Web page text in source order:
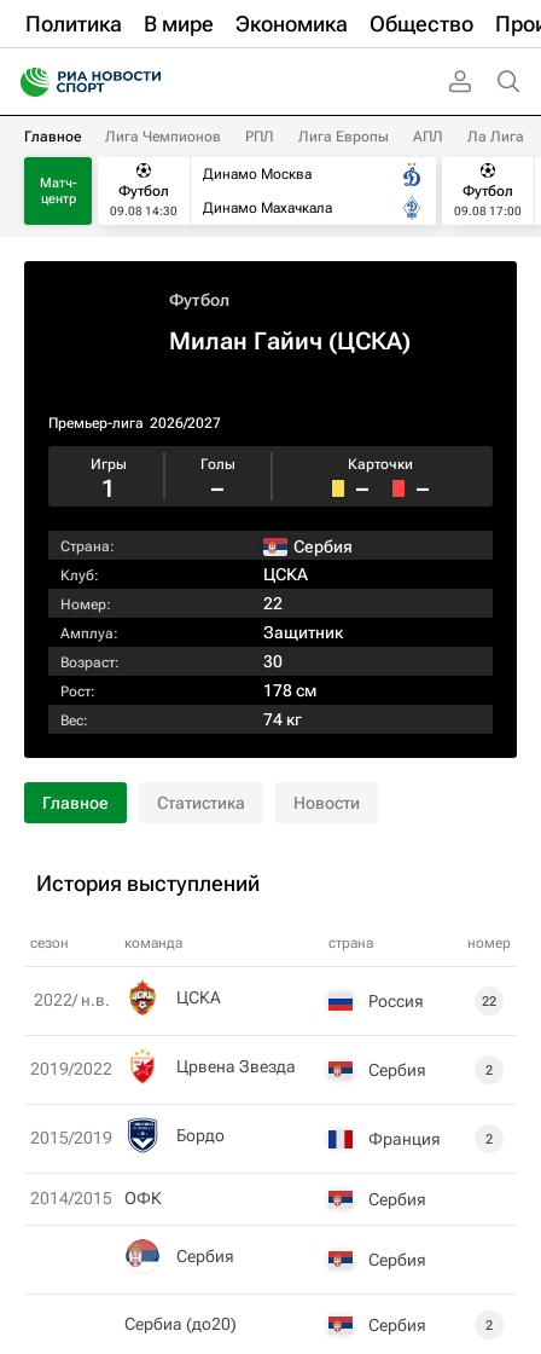
Политика В мире Экономика Общество
Главное Лига Чемпионов РПЛ Лига Европы АПЛ Ла Лига
Матч-
центр
Футбол
09.08 14:30
Динамо Москва
Динамо Махачкала
Футбол
09.08 17:00
Футбол
Милан Гайич (ЦСКА)
Премьер-лига 2026/2027
Игры
1
Голы
–
Карточки
– –
Страна: Сербия
Клуб: ЦСКА
Номер: 22
Амплуа: Защитник
Возраст: 30
Рост: 178 см
Вес: 74 кг
Главное Статистика Новости
История выступлений
сезон команда страна номер
2022/ н.в. ЦСКА Россия 22
2019/2022 Црвена Звезда Сербия 2
2015/2019 Бордо Франция 2
2014/2015 ОФК Сербия
Сербия Сербия
Сербиа (до20) Сербия 2